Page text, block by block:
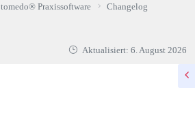
tomedo® Praxissoftware
Changelog
Aktualisiert: 6. August 2026